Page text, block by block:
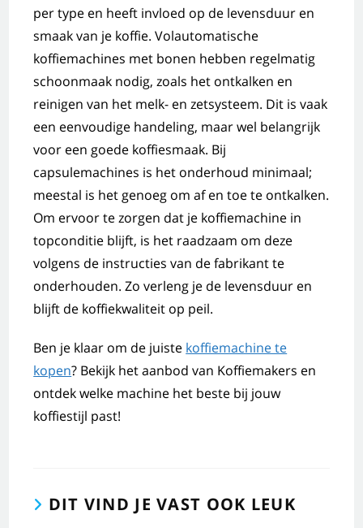
per type en heeft invloed op de levensduur en
smaak van je koffie. Volautomatische
koffiemachines met bonen hebben regelmatig
schoonmaak nodig, zoals het ontkalken en
reinigen van het melk- en zetsysteem. Dit is vaak
een eenvoudige handeling, maar wel belangrijk
voor een goede koffiesmaak. Bij
capsulemachines is het onderhoud minimaal;
meestal is het genoeg om af en toe te ontkalken.
Om ervoor te zorgen dat je koffiemachine in
topconditie blijft, is het raadzaam om deze
volgens de instructies van de fabrikant te
onderhouden. Zo verleng je de levensduur en
blijft de koffiekwaliteit op peil.
Ben je klaar om de juiste koffiemachine te
kopen? Bekijk het aanbod van Koffiemakers en
ontdek welke machine het beste bij jouw
koffiestijl past!
DIT VIND JE VAST OOK LEUK